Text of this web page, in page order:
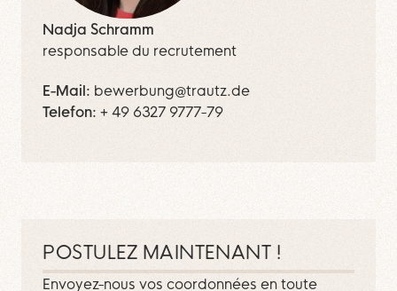
Nadja Schramm
responsable du recrutement
E-Mail bewerbung@trautz.de
Telefon + 49 6327 9777-79
POSTULEZ MAINTENANT !
Envoyez-nous vos coordonnées en toute